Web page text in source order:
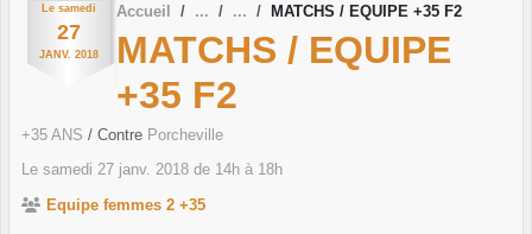
Le samedi
27
JANV. 2018
Accueil MATCHS / EQUIPE +35 F2
MATCHS / EQUIPE
+35 F2
+35 ANS / Contre Porcheville
Le samedi 27 janv. 2018 de 14h à 18h
Equipe femmes 2 +35